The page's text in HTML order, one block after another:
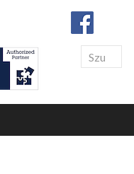
Search